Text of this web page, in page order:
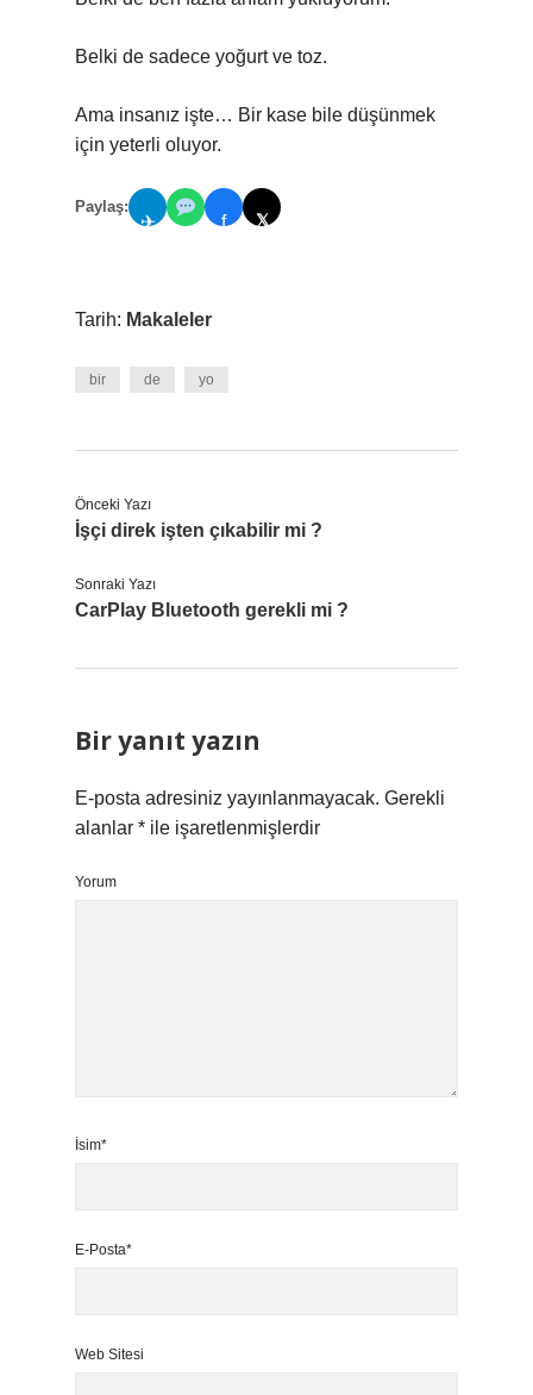
Belki de sadece yoğurt ve toz.
Ama insanız işte… Bir kase bile düşünmek
için yeterli oluyor.
Paylaş:
✈ f 𝕏
Tarih: Makaleler
bir de yo
Önceki Yazı
İşçi direk işten çıkabilir mi ?
Sonraki Yazı
CarPlay Bluetooth gerekli mi ?
Bir yanıt yazın
E-posta adresiniz yayınlanmayacak. Gerekli
alanlar * ile işaretlenmişlerdir
Yorum
İsim*
E-Posta*
Web Sitesi